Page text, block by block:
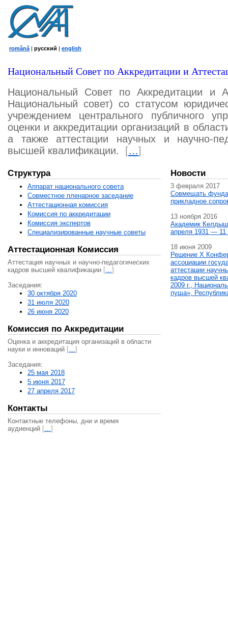
română | русский | english
Национальный Совет по Аккредитации и
Национальный Совет по Аккредитации и
Национальный совет) со статусом
учреждением центрального публичного
оценки и аккредитации организаций в
а также аттестации научных и научно-
высшей квалификации.
[…]
Структура
Аппарат национального совета
Совместное пленарное заседание
Аттестационная комисcия
Комиссия по аккредитации
Комиссия экспертов
Специализированные научные советы
Аттестационная Комиссия
Аттестация научных и научно-педагогических
кадров высшей квалификации […]
Заседания:
30 октября 2020
31 июля 2020
26 июня 2020
Комиссия по Аккредитации
Оценка и аккредитация организаций в области
науки и инноваций […]
Заседания:
25 мая 2018
5 июня 2017
27 апреля 2017
Контакты
Контактные телефоны, дни и время
аудиенций […]
Новости
3 февраля 2017
Совмещать
прикладное
13 ноября 2016
Академик
апреля 1931 — 11
18 июня 2009
Решение X
ассоциации
аттестации
кадров высшей
2009 г.,
пуща»,